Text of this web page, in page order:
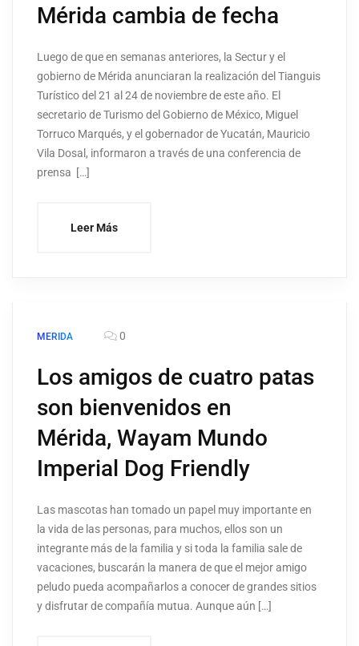
Mérida cambia de fecha
Luego de que en semanas anteriores, la Sectur y el
gobierno de Mérida anunciaran la realización del Tianguis
Turístico del 21 al 24 de noviembre de este año. El
secretario de Turismo del Gobierno de México, Miguel
Torruco Marqués, y el gobernador de Yucatán, Mauricio
Vila Dosal, informaron a través de una conferencia de
prensa […]
Leer Más
MERIDA 0
Los amigos de cuatro patas
son bienvenidos en
Mérida, Wayam Mundo
Imperial Dog Friendly
Las mascotas han tomado un papel muy importante en
la vida de las personas, para muchos, ellos son un
integrante más de la familia y si toda la familia sale de
vacaciones, buscarán la manera de que el mejor amigo
peludo pueda acompañarlos a conocer de grandes sitios
y disfrutar de compañía mutua. Aunque aún […]